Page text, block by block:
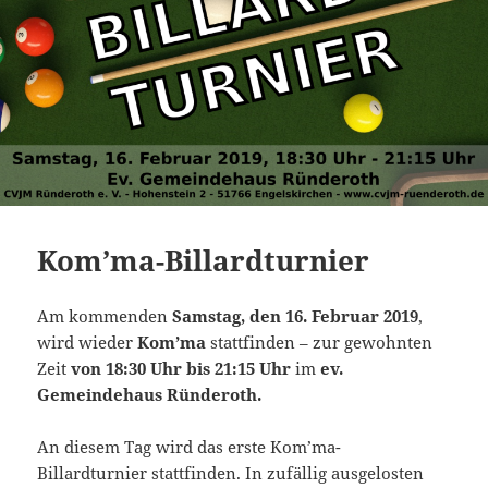
Kom’ma-Billardturnier
Am kommendenSamstag, den 16. Februar 2019,
wird wiederKom’ma stattfinden – zur gewohnten
Zeitvon 18:30 Uhr bis 21:15 Uhr imev.
Gemeindehaus Ründeroth.
An diesem Tag wird das erste Kom’ma-
Billardturnier stattfinden. In zufällig ausgelosten